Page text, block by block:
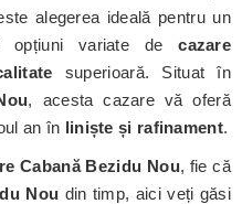
alegerea ideală pentru un
opțiuni variate decazare
superioară. Situat în
, acesta cazare vă oferă
an în liniște și rafinament.
Cabană Bezidu Nou, fie că
Nou din timp, aici veți găsi